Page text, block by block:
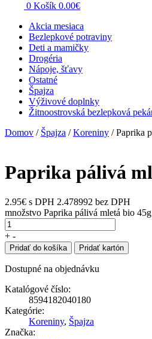
0 Košík 0.00€
Akcia mesiaca
Bezlepkové potraviny
Deti a mamičky
Drogéria
Nápoje, šťavy
Ostatné
Špajza
Výživové doplnky
Žitnoostrovská bezlepková
Domov / Špajza /Koreniny / Paprika
Paprika pálivá
2.95€ s DPH 2.478992 bez DPH
množstvo Paprika pálivá mletá bio 45g
+ -
Pridať do košíka Pridať kartón
Dostupné na objednávku
Katalógové číslo:
8594182040180
Kategórie:
Koreniny, Špajza
Značka: